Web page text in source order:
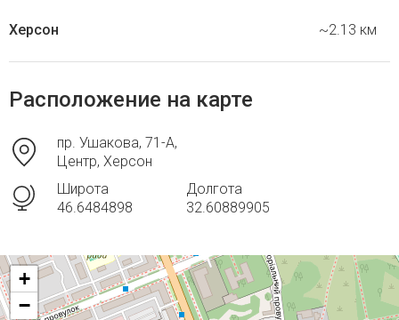
Херсон ~2.13 км
Расположение на карте
пр. Ушакова, 71-А,
Центр, Херсон
Широта
46.6484898
Долгота
32.60889905
+
−